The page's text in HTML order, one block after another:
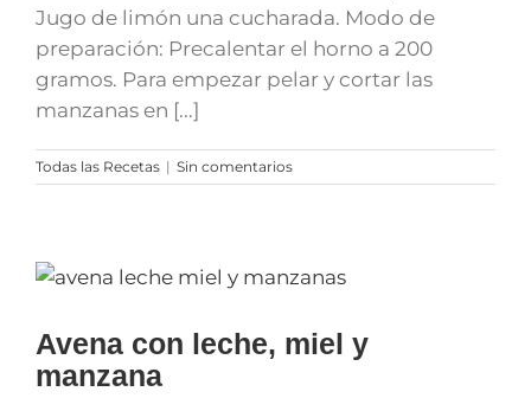
Jugo de limón una cucharada. Modo de
preparación: Precalentar el horno a 200
gramos. Para empezar pelar y cortar las
manzanas en [...]
Todas las Recetas | Sin comentarios
Avena con leche, miel y
manzana